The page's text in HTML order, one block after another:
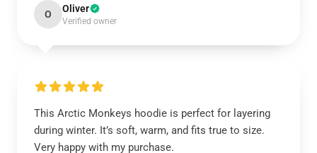
O Oliver
Verified owner
This Arctic Monkeys hoodie is perfect for layering
during winter. It’s soft, warm, and fits true to size.
Very happy with my purchase.